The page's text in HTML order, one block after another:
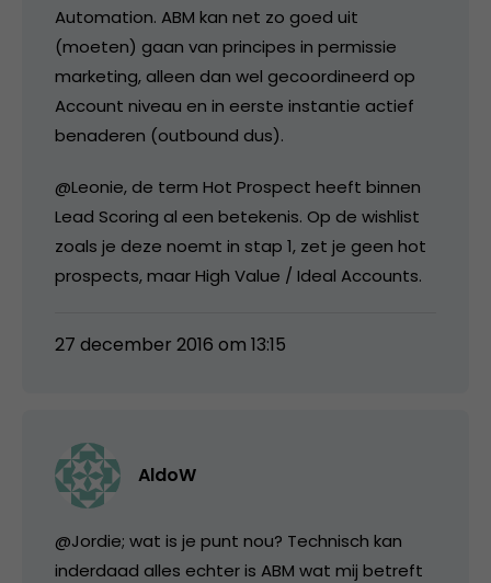
Automation. ABM kan net zo goed uit
(moeten) gaan van principes in permissie
marketing, alleen dan wel gecoordineerd op
Account niveau en in eerste instantie actief
benaderen (outbound dus).
@Leonie, de term Hot Prospect heeft binnen
Lead Scoring al een betekenis. Op de wishlist
zoals je deze noemt in stap 1, zet je geen hot
prospects, maar High Value / Ideal Accounts.
27 december 2016 om 13:15
AldoW
@Jordie; wat is je punt nou? Technisch kan
inderdaad alles echter is ABM wat mij betreft